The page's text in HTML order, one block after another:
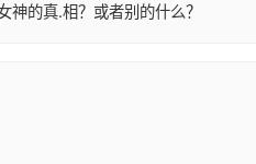
神的真.相？或者别的什么？